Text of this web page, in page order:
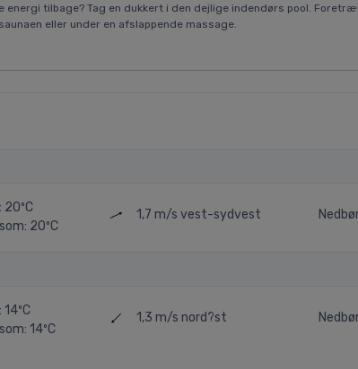
energi tilbage? Tag en dukkert i den dejlige indendørs pool.
eller under en afslappende massage.
20ºC
20ºC
1,7 m/svest-sydvest
14ºC
1,3 m/s nord?st